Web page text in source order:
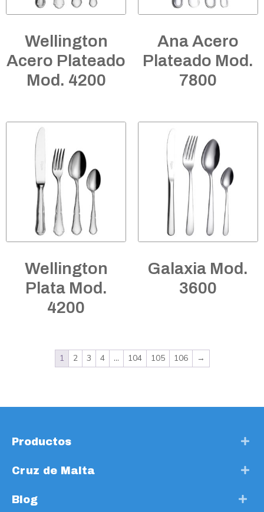
Wellington
Acero Plateado
Mod. 4200
Ana Acero
Plateado Mod.
7800
Wellington
Plata Mod.
4200
Galaxia Mod.
3600
1 2 3 4 … 104 105 106 →
Productos
Cruz de Malta
Blog